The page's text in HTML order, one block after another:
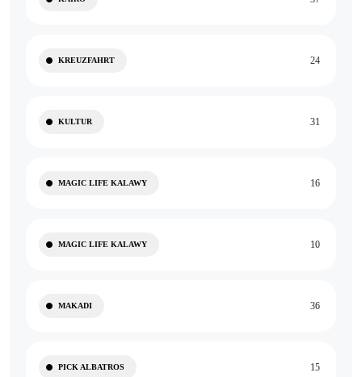
KREUZFAHRT 24
KULTUR 31
MAGIC LIFE KALAWY 16
MAGIC LIFE KALAWY 10
MAKADI 36
PICK ALBATROS 15